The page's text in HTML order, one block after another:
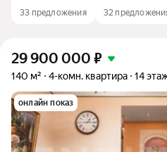
33 предложения 32
29 900 000 ₽
140 м² 4-комн. квартира 14
онлайн показ